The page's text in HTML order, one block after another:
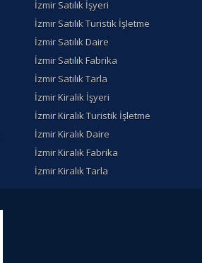
İzmir Satılık İşyeri
İzmir Satılık Turistik İşletme
İzmir Satılık Daire
İzmir Satılık Fabrika
İzmir Satılık Tarla
İzmir Kiralik İşyeri
İzmir Kiralık Turistik İşletme
İzmir Kiralık Daire
İzmir Kiralık Fabrika
İzmir Kiralık Tarla